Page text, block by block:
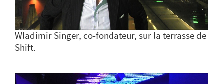
Wladimir Singer, co-fondateur, sur la terrasse de
Shift.